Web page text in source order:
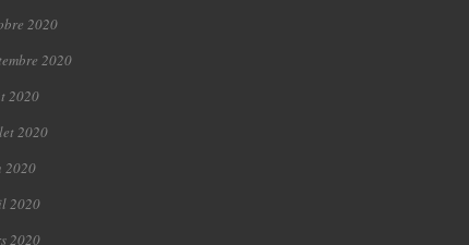
2020
2020
2020
2020
2020
2020
2020